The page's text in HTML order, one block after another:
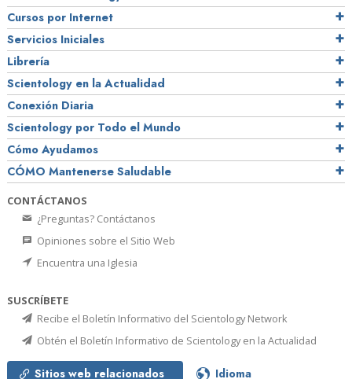
Cursos por Internet
Servicios Iniciales
Librería
Scientology en la Actualidad
Conexión Diaria
Scientology por Todo el Mundo
Cómo Ayudamos
CÓMO Mantenerse Saludable
CONTÁCTANOS
¿Preguntas? Contáctanos
Opiniones sobre el Sitio Web
Encuentra una Iglesia
SUSCRÍBETE
Recibe el Boletín Informativo del Scientology Network
Obtén el Boletín Informativo de Scientology en la Actualidad
Sitios web relacionados Idioma